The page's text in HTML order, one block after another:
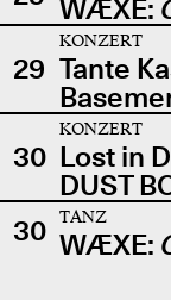
WÆXE:
29
KONZERT
Tante
30
KONZERT
Lost in
DUST
30
TANZ
WÆXE: